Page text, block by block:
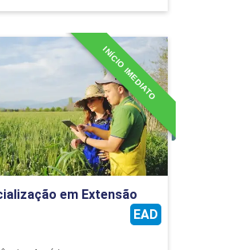
30
- EXTERIOR DE BOVINOS
em Extensão
EAD
INÍCIO IMEDIATO
Especialização em
Extensão Rural
Detalhes do curso
Ir para Inscrição